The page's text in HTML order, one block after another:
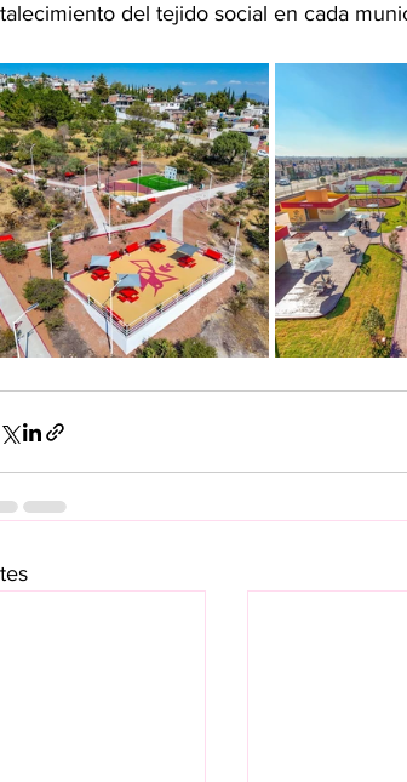
del tejido social en cada